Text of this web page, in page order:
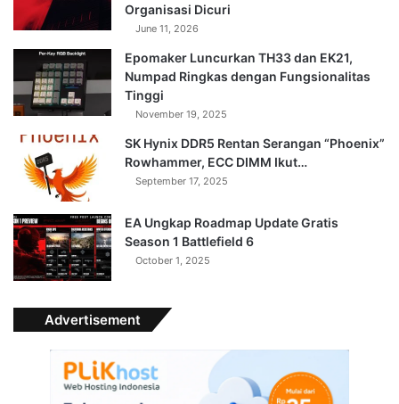
Organisasi Dicuri
June 11, 2026
Epomaker Luncurkan TH33 dan EK21,
Numpad Ringkas dengan Fungsionalitas
Tinggi
November 19, 2025
SK Hynix DDR5 Rentan Serangan “Phoenix”
Rowhammer, ECC DIMM Ikut…
September 17, 2025
EA Ungkap Roadmap Update Gratis
Season 1 Battlefield 6
October 1, 2025
Advertisement